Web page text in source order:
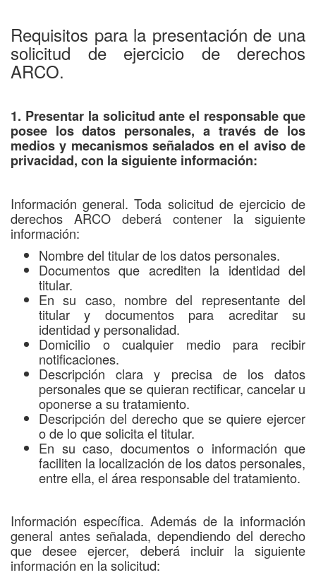
Requisitos para la presentación de una
solicitud de ejercicio de derechos
ARCO.
1. Presentar la solicitud ante el responsable que
posee los datos personales, a través de los
medios y mecanismos señalados en el aviso de
privacidad, con la siguiente información:
Información general. Toda solicitud de ejercicio de
derechos ARCO deberá contener la siguiente
información:
Nombre del titular de los datos personales.
Documentos que acrediten la identidad del
titular.
En su caso, nombre del representante del
titular y documentos para acreditar su
identidad y personalidad.
Domicilio o cualquier medio para recibir
notificaciones.
Descripción clara y precisa de los datos
personales que se quieran rectificar, cancelar u
oponerse a su tratamiento.
Descripción del derecho que se quiere ejercer
o de lo que solicita el titular.
En su caso, documentos o información que
faciliten la localización de los datos personales,
entre ella, el área responsable del tratamiento.
Información específica. Además de la información
general antes señalada, dependiendo del derecho
que desee ejercer, deberá incluir la siguiente
información en la solicitud: